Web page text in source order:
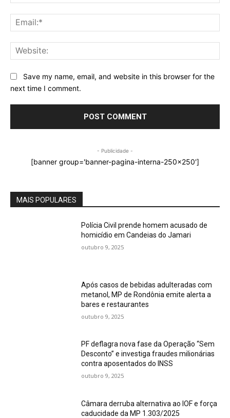
Save my name, email, and website in this browser for the
next time I comment.
- Publicidade -
[banner group='banner-pagina-interna-250x250']
MAIS POPULARES
Polícia Civil prende homem acusado de
homicídio em Candeias do Jamari
outubro 9, 2025
Após casos de bebidas adulteradas com
metanol, MP de Rondônia emite alerta a
bares e restaurantes
outubro 9, 2025
PF deflagra nova fase da Operação “Sem
Desconto” e investiga fraudes milionárias
contra aposentados do INSS
outubro 9, 2025
Câmara derruba alternativa ao IOF e força
caducidade da MP 1.303/2025